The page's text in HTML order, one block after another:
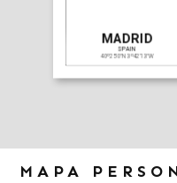
MADRID
SPAIN
40º25'0"N 3º42'13"W
MAPA